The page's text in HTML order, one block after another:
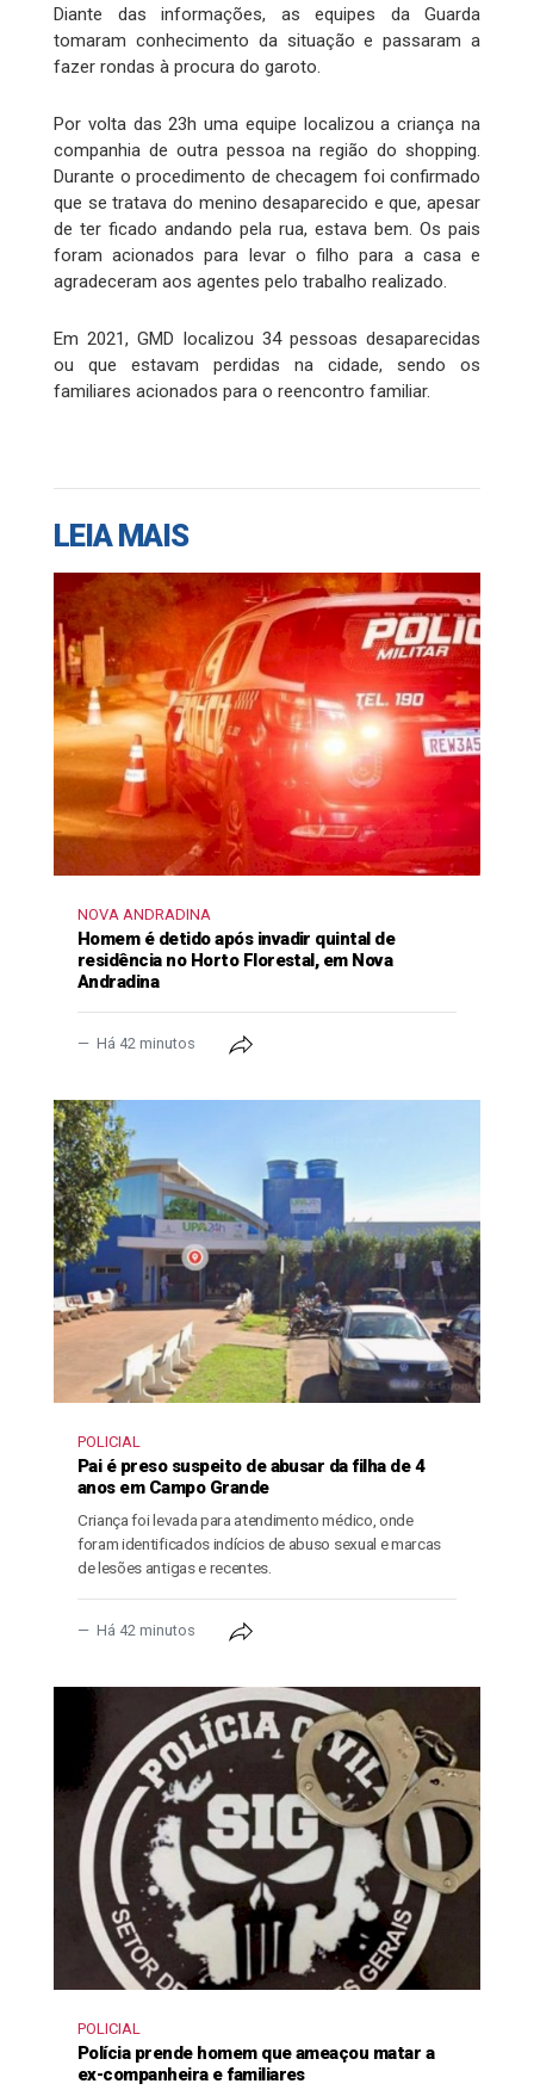
Diante das informações, as equipes da Guarda
tomaram conhecimento da situação e passaram a
fazer rondas à procura do garoto.
Por volta das 23h uma equipe localizou a criança na
companhia de outra pessoa na região do shopping.
Durante o procedimento de checagem foi confirmado
que se tratava do menino desaparecido e que, apesar
de ter ficado andando pela rua, estava bem. Os pais
foram acionados para levar o filho para a casa e
agradeceram aos agentes pelo trabalho realizado.
Em 2021, GMD localizou 34 pessoas desaparecidas
ou que estavam perdidas na cidade, sendo os
familiares acionados para o reencontro familiar.
LEIA MAIS
NOVA ANDRADINA
Homem é detido após invadir quintal de
residência no Horto Florestal, em Nova
Andradina
Há 42 minutos
POLICIAL
Pai é preso suspeito de abusar da filha de 4
anos em Campo Grande
Criança foi levada para atendimento médico, onde
foram identificados indícios de abuso sexual e marcas
de lesões antigas e recentes.
Há 42 minutos
POLICIAL
Polícia prende homem que ameaçou matar a
ex-companheira e familiares